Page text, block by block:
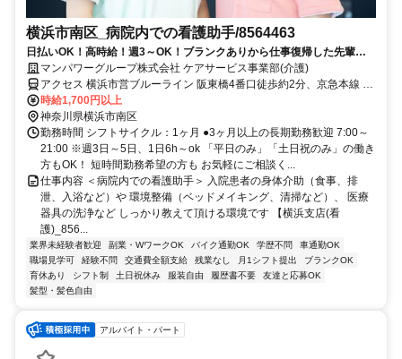
横浜市南区_病院内での看護助手/8564463
日払いOK！高時給！週3～OK！ブランクありから仕事復帰した先輩や
ミドル世代も多数活躍中♪
マンパワーグループ株式会社 ケアサービス事業部(介護)
アクセス 横浜市営ブルーライン 阪東橋4番口徒歩約2分、京急本線 黄
金町徒歩約8分、横浜市営ブルーライン 吉野町1番口徒歩約9分 車・
バイク通勤OK（派遣先による）
時給1,700円以上
神奈川県横浜市南区
勤務時間 シフトサイクル：1ヶ月 ●3ヶ月以上の長期勤務歓迎 7:00～
21:00 ※週3日～5日、1日6h～ok 「平日のみ」「土日祝のみ」の働き
方もOK！ 短時間勤務希望の方も お気軽にご相談く...
仕事内容 ＜病院内での看護助手＞ 入院患者の身体介助（食事、排
泄、入浴など）や 環境整備（ベッドメイキング、清掃など）、 医療
器具の洗浄など しっかり教えて頂ける環境です 【横浜支店(看
護)_856...
業界未経験者歓迎 副業・WワークOK バイク通勤OK 学歴不問
車通勤OK
職場見学可
経験不問 交通費全額支給 残業なし 月1シフト提出
ブランクOK
育休あり
シフト制 土日祝休み 服装自由 履歴書不要
友達と応募OK
髪型・髪色自由
アルバイト・パート